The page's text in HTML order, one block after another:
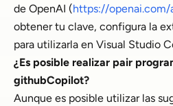
de OpenAI (https://openai.com/
obtener tu clave, configura la
para utilizarla en Visual Studio
¿Es posible realizar pair
githubCopilot?
Aunque es posible utilizar las